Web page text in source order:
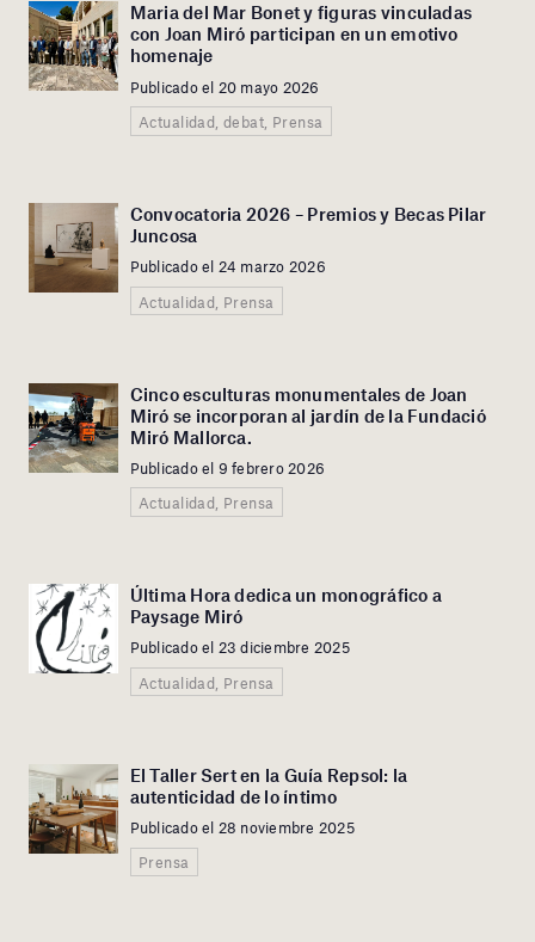
Maria del Mar Bonet y figuras vinculadas
con Joan Miró participan en un emotivo
homenaje
Publicado el 20 mayo 2026
Actualidad, debat, Prensa
Convocatoria 2026 – Premios y Becas Pilar
Juncosa
Publicado el 24 marzo 2026
Actualidad, Prensa
Cinco esculturas monumentales de Joan
Miró se incorporan al jardín de la Fundació
Miró Mallorca.
Publicado el 9 febrero 2026
Actualidad, Prensa
Última Hora dedica un monográfico a
Paysage Miró
Publicado el 23 diciembre 2025
Actualidad, Prensa
El Taller Sert en la Guía Repsol: la
autenticidad de lo íntimo
Publicado el 28 noviembre 2025
Prensa